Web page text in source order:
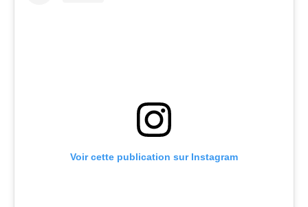
Voir cette publication sur Instagram